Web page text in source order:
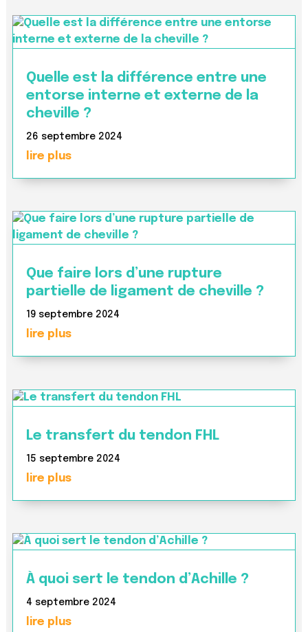
Quelle est la différence entre une
entorse interne et externe de la
cheville ?
26 septembre 2024
lire plus
Que faire lors d’une rupture
partielle de ligament de cheville ?
19 septembre 2024
lire plus
Le transfert du tendon FHL
15 septembre 2024
lire plus
À quoi sert le tendon d’Achille ?
4 septembre 2024
lire plus